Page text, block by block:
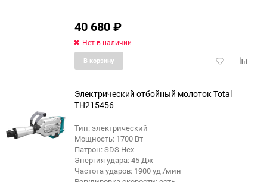
40 680₽
Нет в наличии
Добавить
В корзину
Электрический отбойный молоток Total
TH215456
Тип: электрический
Мощность: 1700 Вт
Патрон: SDS Hex
Энергия удара: 45 Дж
Частота ударов: 1900 уд./мин